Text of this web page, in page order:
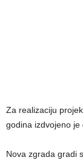
Za realizaciju
godina izdvojeno
Nova zgrada gradi